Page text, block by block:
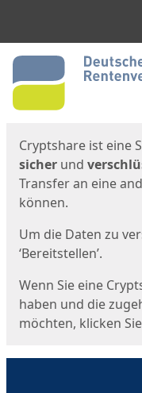
Start
Cryptshare ist eine
sicher und
Transfer an eine
können.
Um die Daten zu
‘Bereitstellen’.
Wenn Sie eine
haben und die
möchten, klicken